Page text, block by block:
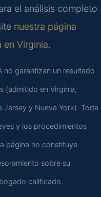
el análisis completo
nuestra página
en Virginia.
no garantizan un resultado
(admitido en Virginia,
Jersey y Nueva York). Toda
y los procedimientos
página no constituye
sobre su
calificado.